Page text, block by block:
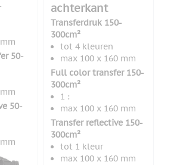
50-
50-
achterkant
Transferdruk 150-
300cm²
tot 4 kleuren
max 100 x 160 mm
Full color transfer 150-
300cm²
1 :
max 100 x 160 mm
Transfer reflective 150-
300cm²
tot 1 kleur
max 100 x 160 mm